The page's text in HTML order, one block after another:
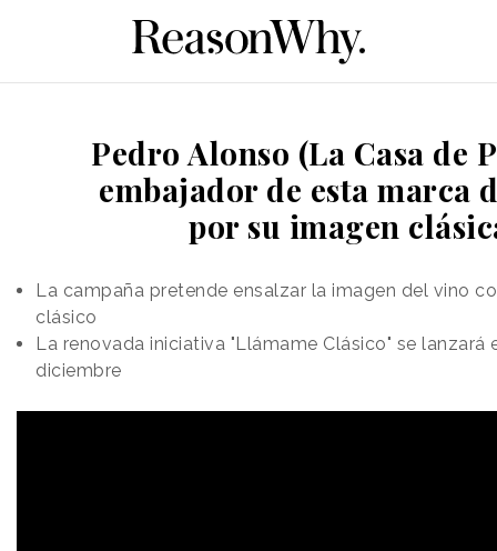
Pedro Alonso (La Casa de
embajador de esta marca
por su imagen
La campaña pretende ensalzar la imagen del vino
clásico
La renovada iniciativa "Llámame Clásico" se lanzará
diciembre